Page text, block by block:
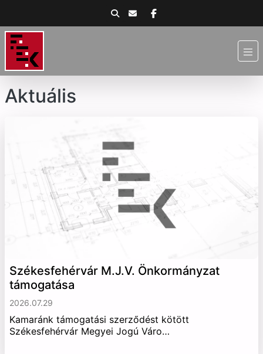
Aktuális
Székesfehérvár M.J.V. Önkormányzat
támogatása
2026.07.29
Kamaránk támogatási szerződést kötött
Székesfehérvár Megyei Jogú Váro…